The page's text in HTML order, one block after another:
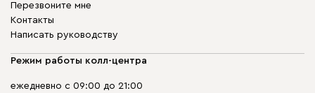
Перезвоните мне
Контакты
Написать руководству
Режим работы колл-центра
ежедневно с 09:00 до 21:00